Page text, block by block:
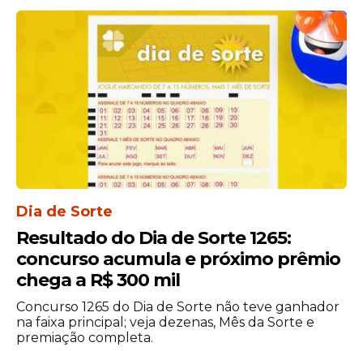
Dia de Sorte
Resultado do Dia de Sorte 1265:
concurso acumula e próximo prêmio
chega a R$ 300 mil
Concurso 1265 do Dia de Sorte não teve ganhador
na faixa principal; veja dezenas, Mês da Sorte e
premiação completa.